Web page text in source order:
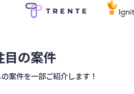
目の案件
案件を一部ご紹介します！